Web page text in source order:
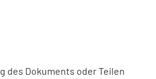
des Dokuments oder Teilen